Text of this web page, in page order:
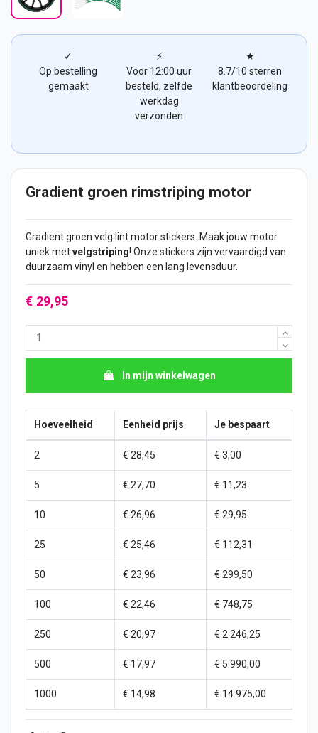
✓
Op bestelling
gemaakt
⚡
Voor 12:00 uur
besteld, zelfde
werkdag
verzonden
★
8.7/10 sterren
klantbeoordeling
Gradient groen rimstriping motor
Gradient groen velg lint motorstickers . Maak jouw motor
uniek metvelgstriping! Onze stickers zijn vervaardigd van
duurzaam vinyl en hebben een lang levensduur.
€ 29,95
In mijn winkelwagen
Hoeveelheid Eenheid prijs Je bespaart
2 € 28,45 € 3,00
5 € 27,70 € 11,23
10 € 26,96 € 29,95
25 € 25,46 € 112,31
50 € 23,96 € 299,50
100 € 22,46 € 748,75
250 € 20,97 € 2.246,25
500 € 17,97 € 5.990,00
1000 € 14,98 € 14.975,00